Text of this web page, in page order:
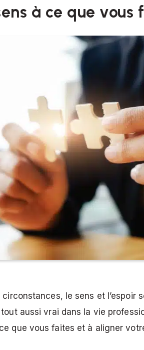
à ce que vous
le sens et l’espoir
tout aussi vrai dans la vie
que vous faites et à aligner